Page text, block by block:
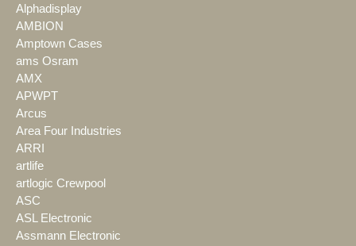
Alphadisplay
AMBION
Amptown Cases
ams Osram
AMX
APWPT
Arcus
Area Four Industries
ARRI
artlife
artlogic Crewpool
ASC
ASL Electronic
Assmann Electronic